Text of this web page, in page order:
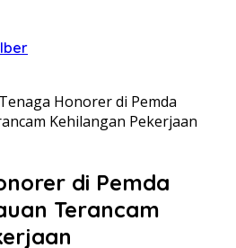
Honorer di Pemda
Kehilangan Pekerjaan
di Pemda
Terancam